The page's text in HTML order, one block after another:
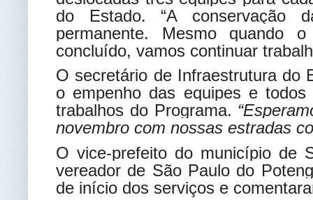
do Estado. “A conservação
permanente. Mesmo quando
concluído, vamos continuar
O secretário de Infraestrutura do
o empenho das equipes e
trabalhos do Programa.
novembro com nossas estradas
O vice-prefeito do município de
vereador de São Paulo do
de início dos serviços e